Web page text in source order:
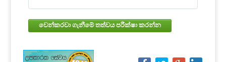
වෙන්කරවා ගැනීමේ තත්වය පරීක්ෂා කරන්න